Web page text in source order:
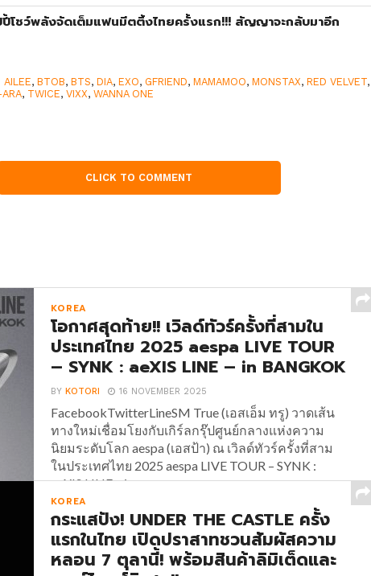
ปี้โชว์พลังจัดเต็มแฟนมีตติ้งไทยครั้งแรก!!! สัญญาจะกลับมาอีก
AILEE,BTOB,BTS,DIA,EXO, GFRIEND,MAMAMOO,MONSTAX,RED VELVET,
, TWICE,VIXX,WANNA ONE
CLICK TO COMMENT
KOREA
โอกาศสุดท้าย!! เวิลด์ทัวร์ครั้งที่สามใน
ประเทศไทย 2025 aespa LIVE TOUR
– SYNK : aeXIS LINE – in BANGKOK
BYKOTORI 16 NOVEMBER 2025
FacebookTwitterLineSM True (เอสเอ็ม ทรู) วาดเส้น
ทางใหม่เชื่อมโยงกับเกิร์ลกรุ๊ปศูนย์กลางแห่งความ
นิยมระดับโลก aespa (เอสป้า) ณ เวิลด์ทัวร์ครั้งที่สาม
ในประเทศไทย 2025 aespa LIVE TOUR – SYNK :
aeXIS LINE – in...
KOREA
กระแสปัง! UNDER THE CASTLE ครั้ง
แรกในไทย เปิดปราสาทชวนสัมผัสความ
หลอน 7 ตุลานี้! พร้อมสินค้าลิมิเต็ดและ